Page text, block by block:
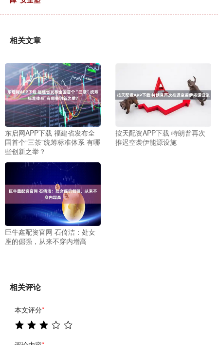
相关文章
东启网APP下载 福建省发布全
国首个“三茶”统筹标准体系 有哪
些创新之举？
按天配资APP下载 特朗普再次
推迟空袭伊能源设施
巨牛鑫配资官网 石倚洁：处女
座的倔强，从来不穿内增高
相关评论
本文评分*